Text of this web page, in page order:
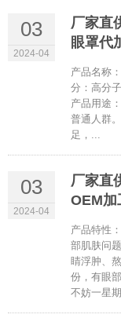
03
2024-04
厂家直
眼罩代
产品名称
分：高分
产品用途
普通人群
足，...
03
2024-04
厂家直
OEM加
产品特性
部肌肤问
睛浮肿、
份，有眼
不妨一星